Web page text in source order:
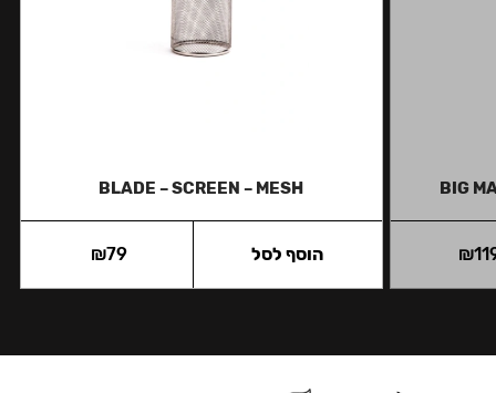
BIG
₪
BLADE – SCREEN – MESH
₪79 הוסף לסל